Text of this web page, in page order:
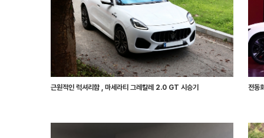
근원적인 럭셔리함 , 마세라티 그레칼레 2.0 GT 시승기 전동